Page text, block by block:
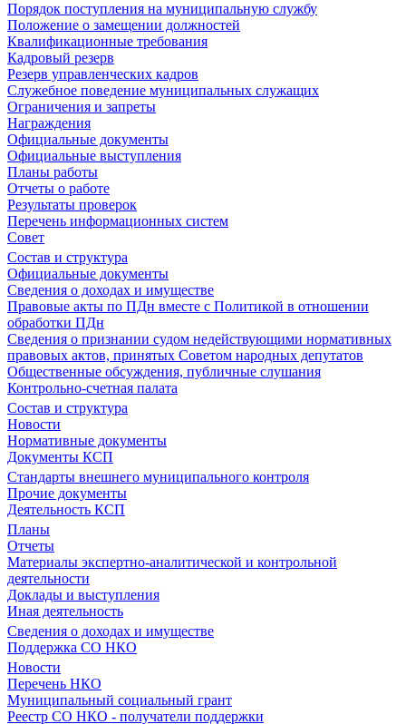
Порядок поступления на муниципальную службу
Положение о замещении должностей
Квалификационные требования
Кадровый резерв
Резерв управленческих кадров
Служебное поведение муниципальных служащих
Ограничения и запреты
Награждения
Официальные документы
Официальные выступления
Планы работы
Отчеты о работе
Результаты проверок
Перечень информационных систем
Совет
Состав и структура
Официальные документы
Сведения о доходах и имуществе
Правовые акты по ПДн вместе с Политикой в отношении
обработки ПДн
Сведения о признании судом недействующими нормативных
правовых актов, принятых Советом народных депутатов
Общественные обсуждения, публичные слушания
Контрольно-счетная палата
Состав и структура
Новости
Нормативные документы
Документы КСП
Стандарты внешнего муниципального контроля
Прочие документы
Деятельность КСП
Планы
Отчеты
Материалы экспертно-аналитической и контрольной
деятельности
Доклады и выступления
Иная деятельность
Сведения о доходах и имуществе
Поддержка СО НКО
Новости
Перечень НКО
Муниципальный социальный грант
Реестр СО НКО - получатели поддержки